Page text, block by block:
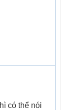
có thể nói